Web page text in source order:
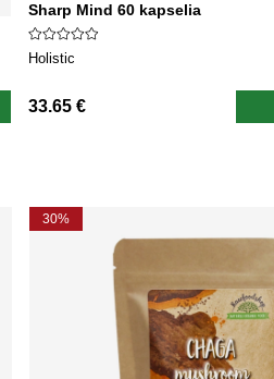
Sharp Mind 60 kapselia
Holistic
33.65 €
30%